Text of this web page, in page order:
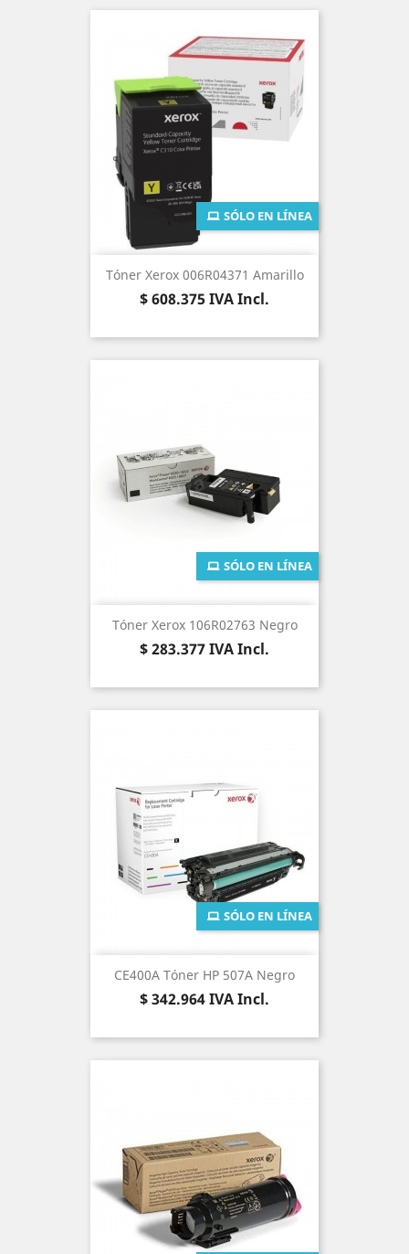
Tóner Xerox 006R04371 Amarillo
Precio
$ 608.375IVA Incl.
SÓLO EN LÍNEA
Tóner Xerox 106R02763 Negro
Precio
$ 283.377IVA Incl.
SÓLO EN LÍNEA
CE400A Tóner HP 507A Negro
Precio
$ 342.964IVA Incl.
SÓLO EN LÍNEA